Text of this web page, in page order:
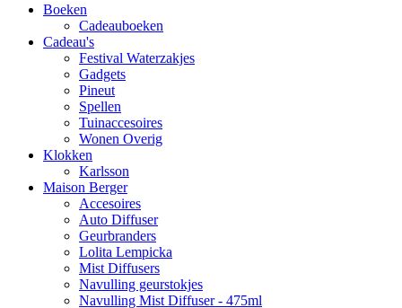
Boeken
Cadeauboeken
Cadeau's
Festival Waterzakjes
Gadgets
Pineut
Spellen
Tuinaccesoires
Wonen Overig
Klokken
Karlsson
Maison Berger
Accesoires
Auto Diffuser
Geurbranders
Lolita Lempicka
Mist Diffusers
Navulling geurstokjes
Navulling Mist Diffuser - 475ml